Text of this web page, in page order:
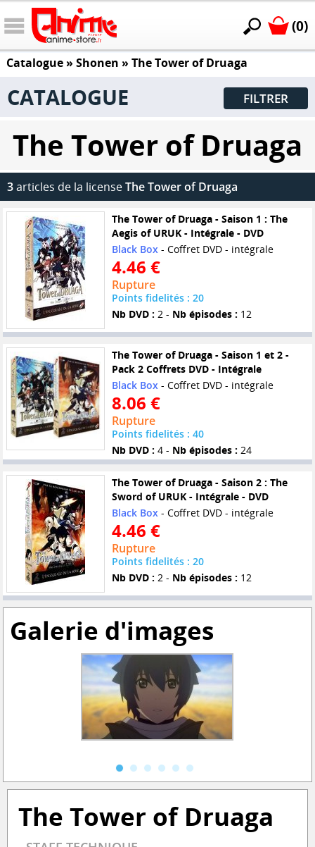
(0)
Catalogue» Shonen » The Tower of Druaga
CATALOGUE FILTRER
The Tower of Druaga
3articles de la licenseThe Tower of Druaga
The Tower of Druaga - Saison 1 : The
Aegis of URUK - Intégrale - DVD
Black Box - Coffret DVD - intégrale
4.46 €
Rupture
Points fidelités : 20
Nb DVD : 2 - Nb épisodes : 12
The Tower of Druaga - Saison 1 et 2 -
Pack 2 Coffrets DVD - Intégrale
Black Box- Coffret DVD - intégrale
8.06 €
Rupture
Points fidelités : 40
Nb DVD : 4 - Nb épisodes : 24
The Tower of Druaga - Saison 2 : The
Sword of URUK - Intégrale - DVD
Black Box- Coffret DVD - intégrale
4.46 €
Rupture
Points fidelités : 20
Nb DVD : 2 - Nb épisodes : 12
Galerie d'images
The Tower of Druaga